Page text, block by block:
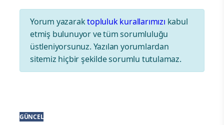
Yorum yazaraktopluluk kurallarımızı kabul
etmiş bulunuyor ve tüm sorumluluğu
üstleniyorsunuz. Yazılan yorumlardan
sitemiz hiçbir şekilde sorumlu tutulamaz.
GÜNCEL